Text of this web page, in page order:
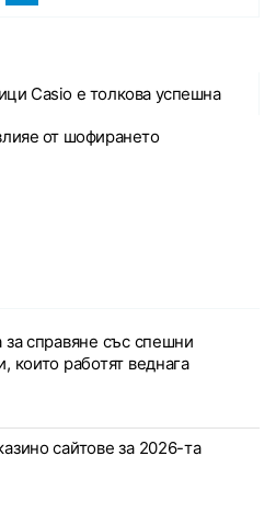
Casio е толкова успешна
от шофирането
за справяне със спешни
които работят веднага
сайтове за 2026-та